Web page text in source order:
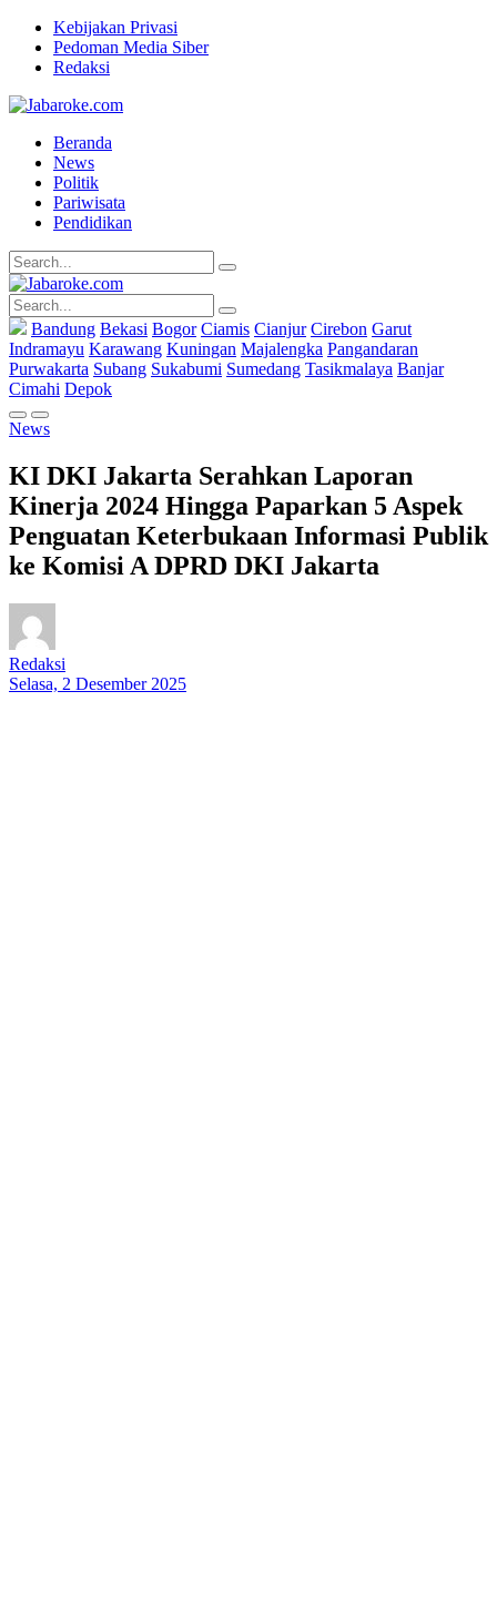
Kebijakan Privasi
Pedoman Media Siber
Redaksi
Beranda
News
Politik
Pariwisata
Pendidikan
Bandung Bekasi Bogor Ciamis Cianjur Cirebon Garut
Indramayu Karawang Kuningan Majalengka Pangandaran
Purwakarta Subang Sukabumi Sumedang Tasikmalaya Banjar
Cimahi Depok
News
KI DKI Jakarta Serahkan Laporan
Kinerja 2024 Hingga Paparkan 5 Aspek
Penguatan Keterbukaan Informasi Publik
ke Komisi A DPRD DKI Jakarta
Redaksi
Selasa, 2 Desember 2025